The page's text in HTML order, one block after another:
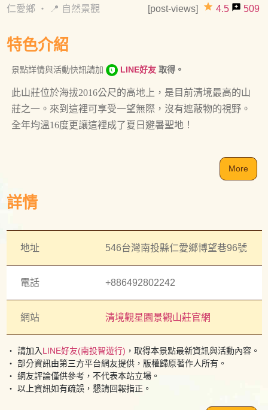
仁愛鄉 ・ 📍 自然景觀 [post-views] grade 4.5 reviews 509
特色介紹
景點詳情與活動快訊請加 LINE好友 取得。
此山莊位於海拔2016公尺的高地上，是目前清境最高的山
莊之一。來到這裡可享受一望無際，沒有遮蔽物的視野。
全年均溫16度更讓這裡成了夏日避暑聖地！
More
詳情
地址 546台灣南投縣仁愛鄉博望巷96號
電話 +886492802242
網站 清境觀星園景觀山莊官網
・ 請加入LINE好友(南投智遊行) ，取得本景點最新資訊與活動內容。
・ 部分資訊由第三方平台網友提供，版權歸原著作人所有。
・ 網友評論僅供參考，不代表本站立場。
・ 以上資訊如有疏誤，懇請回報指正。